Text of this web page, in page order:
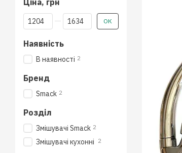
Ціна, грн
Від Ціна, грн
До Ціна, грн ОК
Наявність
В наявності 2
Бренд
Smack 2
Розділ
Змішувачі Smack 2
Змішувачі кухонні 2